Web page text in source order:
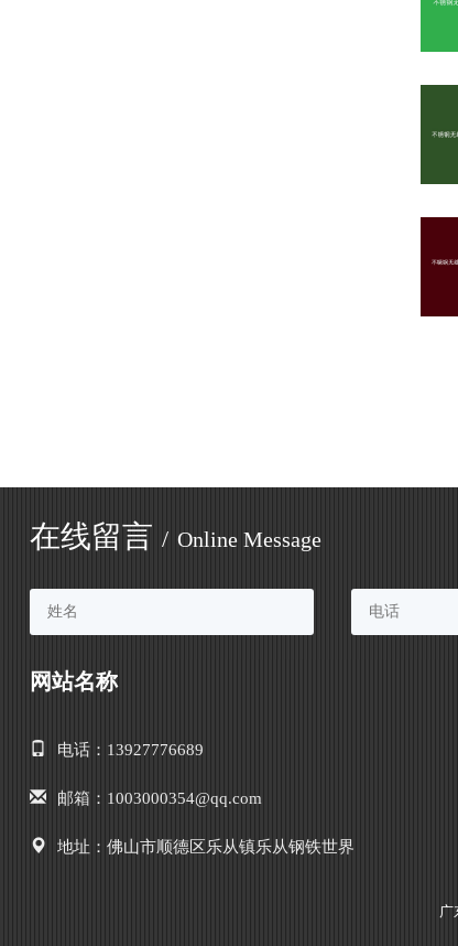
在线留言 / Online Message
网站名称
电话：13927776689
邮箱：1003000354@qq.com
地址：佛山市顺德区乐从镇乐从钢铁世界
广